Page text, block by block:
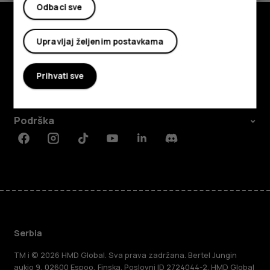
Istražite
O kompaniji
Podrška
FacebookInstagramTiktokYoutubeLinkedinDiscord
Serbia
TM i © 2026 HMD Global. Sva prava zadržana. Bertel Jungin
aukio 9, 02600 Espoo, Finska. Poslovni ID 2724044-2. HMD Global
Odbaci sve
Upravljaj željenim postavkama
Prihvati sve